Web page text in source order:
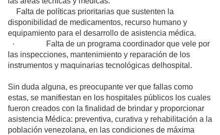
Falta de políticas prioritarias que sustenten la
disponibilidad de medicamentos, recurso humano y
equipamiento para el desarrollo de asistencia médica.
·
Falta de un programa coordinador que vele por
las inspecciones, mantenimiento y reparación de los
instrumentos y maquinarias tecnológicas delhospital.
Sin duda alguna, es preocupante ver que fallas como
estas, se manifiestan en los hospitales públicos los cuales
fueron creados con la finalidad de brindar y proporcionar
asistencia Médica: preventiva, curativa y rehabilitación a la
población venezolana, en las condiciones de máxima